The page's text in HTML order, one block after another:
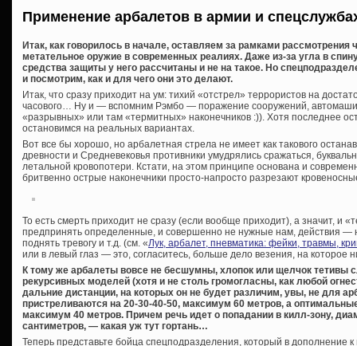
Применение арбалетов в армии и
Итак, как говорилось в начале, оставляем за рамками рассмотрения
метательное оружие в современных реалиях. Даже из-за угла в
средства защиты у него рассчитаны и не на такое. Но
и посмотрим, как и для чего они это делают.
Итак, что сразу приходит на ум: тихий «отстрел» террористов на
часового… Ну и — вспомним Рэмбо — поражение сооружений,
«разрывных» или там «термитных» наконечников :)). Хотя последнее
остановимся на реальных вариантах.
Вот все бы хорошо, но арбалетная стрела не имеет как такового
древности и Средневековья противники умудрялись сражаться,
летальной кровопотери. Кстати, на этом принципе основана и
бритвенно острые наконечники просто-напросто разрезают
То есть смерть приходит не сразу (если вообще приходит), а значит, и
предпринять определенные, и совершенно не нужные нам, действия —
поднять тревогу и т.д. (см. «Лук, арбалет, пневматика: фейки, травмы,
или в левый глаз — это, согласитесь, больше дело везения, на которое
К тому же арбалеты вовсе не бесшумны, хлопок или щелчок
рекурсивных моделей (хотя и не столь громогласны, как любой
дальние дистанции, на которых он не будет различим, увы, не для
пристреливаются на 20-30-40-50, максимум 60 метров, а
максимум 40 метров. Причем речь идет о попадании в килл-зону,
сантиметров, — какая уж тут гортань…
Теперь представьте бойца спецподразделения, который в дополнение